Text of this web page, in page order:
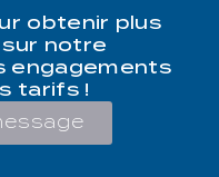
obtenir plus
sur notre
engagements
tarifs !